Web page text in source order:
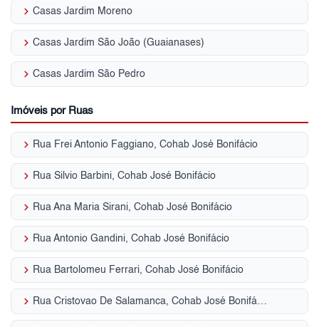
keyboard_arrow_right Casas Jardim Moreno
keyboard_arrow_right Casas Jardim São João (Guaianases)
keyboard_arrow_right Casas Jardim São Pedro
Imóveis por Ruas
keyboard_arrow_right Rua Frei Antonio Faggiano, Cohab José Bonifácio
keyboard_arrow_right Rua Silvio Barbini, Cohab José Bonifácio
keyboard_arrow_right Rua Ana Maria Sirani, Cohab José Bonifácio
keyboard_arrow_right Rua Antonio Gandini, Cohab José Bonifácio
keyboard_arrow_right Rua Bartolomeu Ferrari, Cohab José Bonifácio
keyboard_arrow_right Rua Cristovao De Salamanca, Cohab José Bonifácio